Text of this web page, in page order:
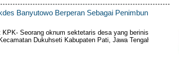
Banyutowo Berperan Sebagai Penimbun
Seorang oknum sektetaris desa yang berinisial
Dukuhseti Kabupaten Pati, Jawa Tengah...